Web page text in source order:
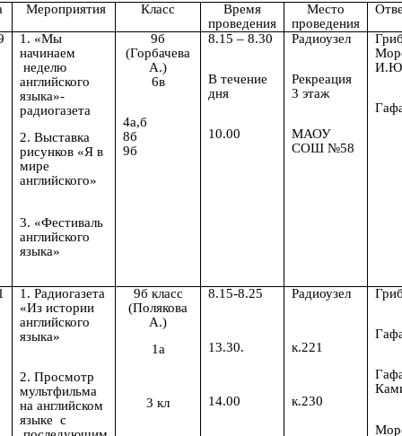
Мероприятия Класс
Время
проведения
Место
проведения
1. «Мы
начинаем
неделю
английского
языка»-
радиогазета
2. Выставка
рисунков «Я в
мире
английского»
3. «Фестиваль
английского
языка»
9б
(Горбачева
А.)
6в
4а,б
8б
9б
8.15 – 8.30
В течение
дня
10.00
Радиоузел
Рекреация
3 этаж
МАОУ
СОШ №58
1. Радиогазета
«Из истории
английского
языка»
2. Просмотр
мультфильма
на английском
языке с
9б класс
(Полякова
А.)
1а
3 кл
8.15-8.25
13.30.
14.00
Радиоузел
к.221
к.230